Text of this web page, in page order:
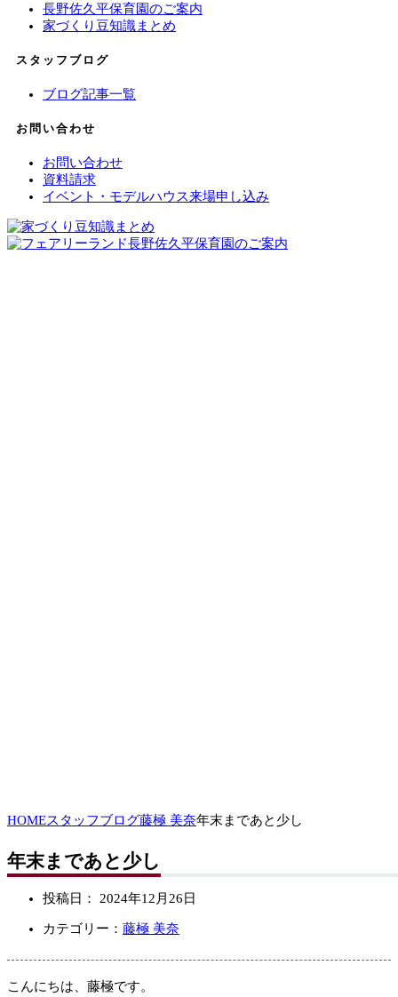
長野佐久平保育園のご案内
家づくり豆知識まとめ
スタッフブログ
ブログ記事一覧
お問い合わせ
お問い合わせ
資料請求
イベント・モデルハウス来場申し込み
HOMEスタッフブログ藤極 美奈年末まであと少し
年末まであと少し
投稿日： 2024年12月26日
カテゴリー： 藤極 美奈
こんにちは、藤極です。